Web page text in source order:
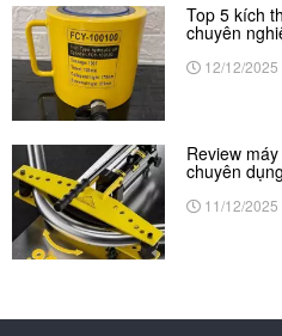
Top 5 kích
chuyên
12/12/2025
Review
chuyên
11/12/2025